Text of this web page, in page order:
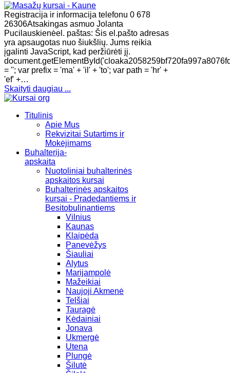
Registracija ir informacija telefonu 0 678
26306Atsakingas asmuo Jolanta
Pucilauskienėel. paštas: Šis el.pašto adresas
yra apsaugotas nuo šiukšlių. Jums reikia
įgalinti JavaScript, kad peržiūrėti jį.
= ''; var prefix = 'ma' + 'il' + 'to'; var path = 'hr' +
'ef' +…
Skaityti daugiau ...
Titulinis
Apie Mus
Rekvizitai Sutartims ir
Mokėjimams
Buhalterija-
apskaita
Nuotoliniai buhalterinės
apskaitos kursai
Buhalterinės apskaitos
kursai - Pradedantiems ir
Besitobulinantiems
Vilnius
Kaunas
Klaipėda
Panevėžys
Šiauliai
Alytus
Marijampolė
Mažeikiai
Naujoji Akmenė
Telšiai
Tauragė
Kėdainiai
Jonava
Ukmergė
Utena
Plungė
Šilutė